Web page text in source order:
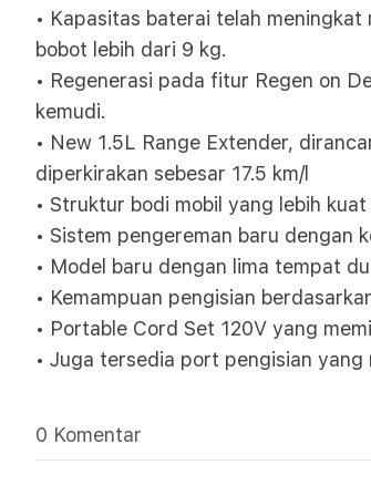
• Kapasitas baterai telah
bobot lebih dari 9 kg.
• Regenerasi pada fitur Regen on
kemudi.
• New 1.5L Range Extender,
diperkirakan sebesar 17.5 km/l
• Struktur bodi mobil yang lebih
• Sistem pengereman baru dengan
• Model baru dengan lima tempat
• Kemampuan pengisian
• Portable Cord Set 120V yang
• Juga tersedia port pengisian yang
0 Komentar